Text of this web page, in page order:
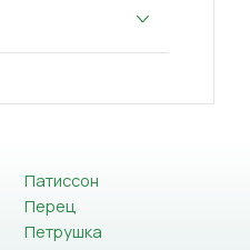
Патиссон
Перец
Петрушка